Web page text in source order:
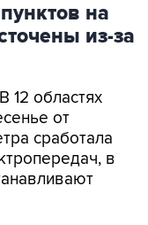
на
из-за
12 областях
от
сработала
в